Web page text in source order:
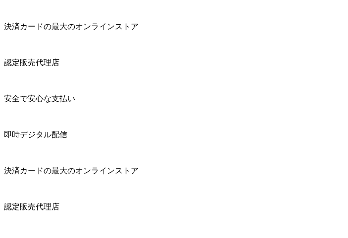
決済カードの最大のオンラインストア
認定販売代理店
安全で安心な支払い
即時デジタル配信
決済カードの最大のオンラインストア
認定販売代理店